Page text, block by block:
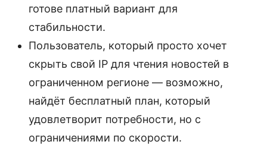
готове платный вариант для
стабильности.
Пользователь, который просто хочет
скрыть свой IP для чтения новостей в
ограниченном регионе — возможно,
найдёт бесплатный план, который
удовлетворит потребности, но с
ограничениями по скорости.